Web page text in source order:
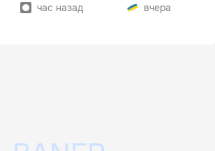
час назад
вчера